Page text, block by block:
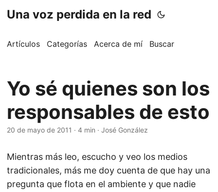
Una voz perdida en la red
Artículos Categorías Acerca de mí Buscar
Yo sé quienes son los
responsables de esto
20 de mayo de 2011 · 4 min · José González
Mientras más leo, escucho y veo los medios
tradicionales, más me doy cuenta de que hay una
pregunta que flota en el ambiente y que nadie